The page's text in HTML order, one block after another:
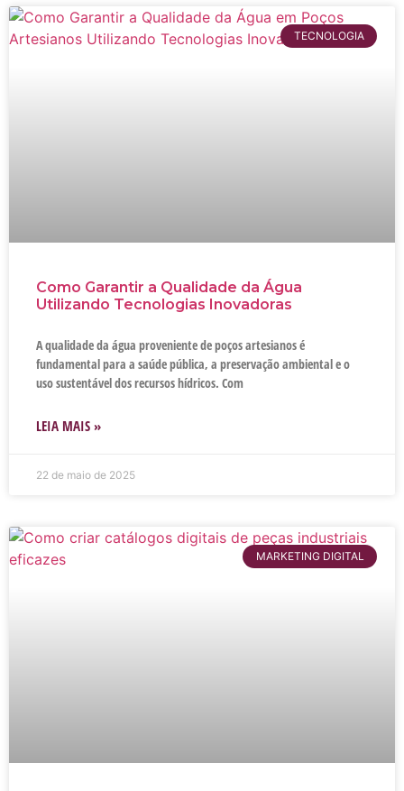
TECNOLOGIA
Como Garantir a Qualidade da Água
Utilizando Tecnologias Inovadoras
A qualidade da água proveniente de poços artesianos é
fundamental para a saúde pública, a preservação ambiental e o
uso sustentável dos recursos hídricos. Com
LEIA MAIS »
22 de maio de 2025
MARKETING DIGITAL